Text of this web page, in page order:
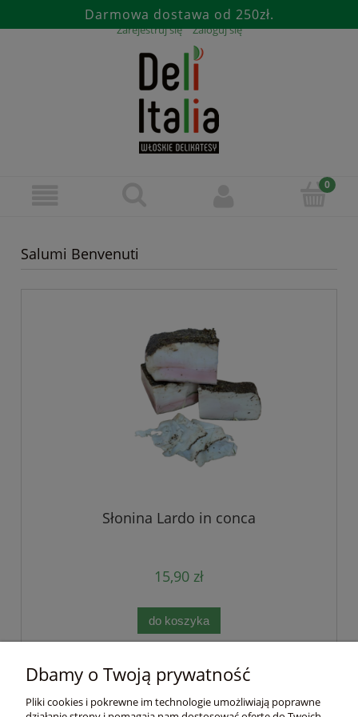
Darmowa dostawa od 250zł.
Zarejestruj się Zaloguj się
Salumi Benvenuti
Słonina Lardo in conca
15,90 zł
do koszyka
Pomoc
Dbamy o Twoją prywatność
Pliki cookies i pokrewne im technologie umożliwiają poprawne